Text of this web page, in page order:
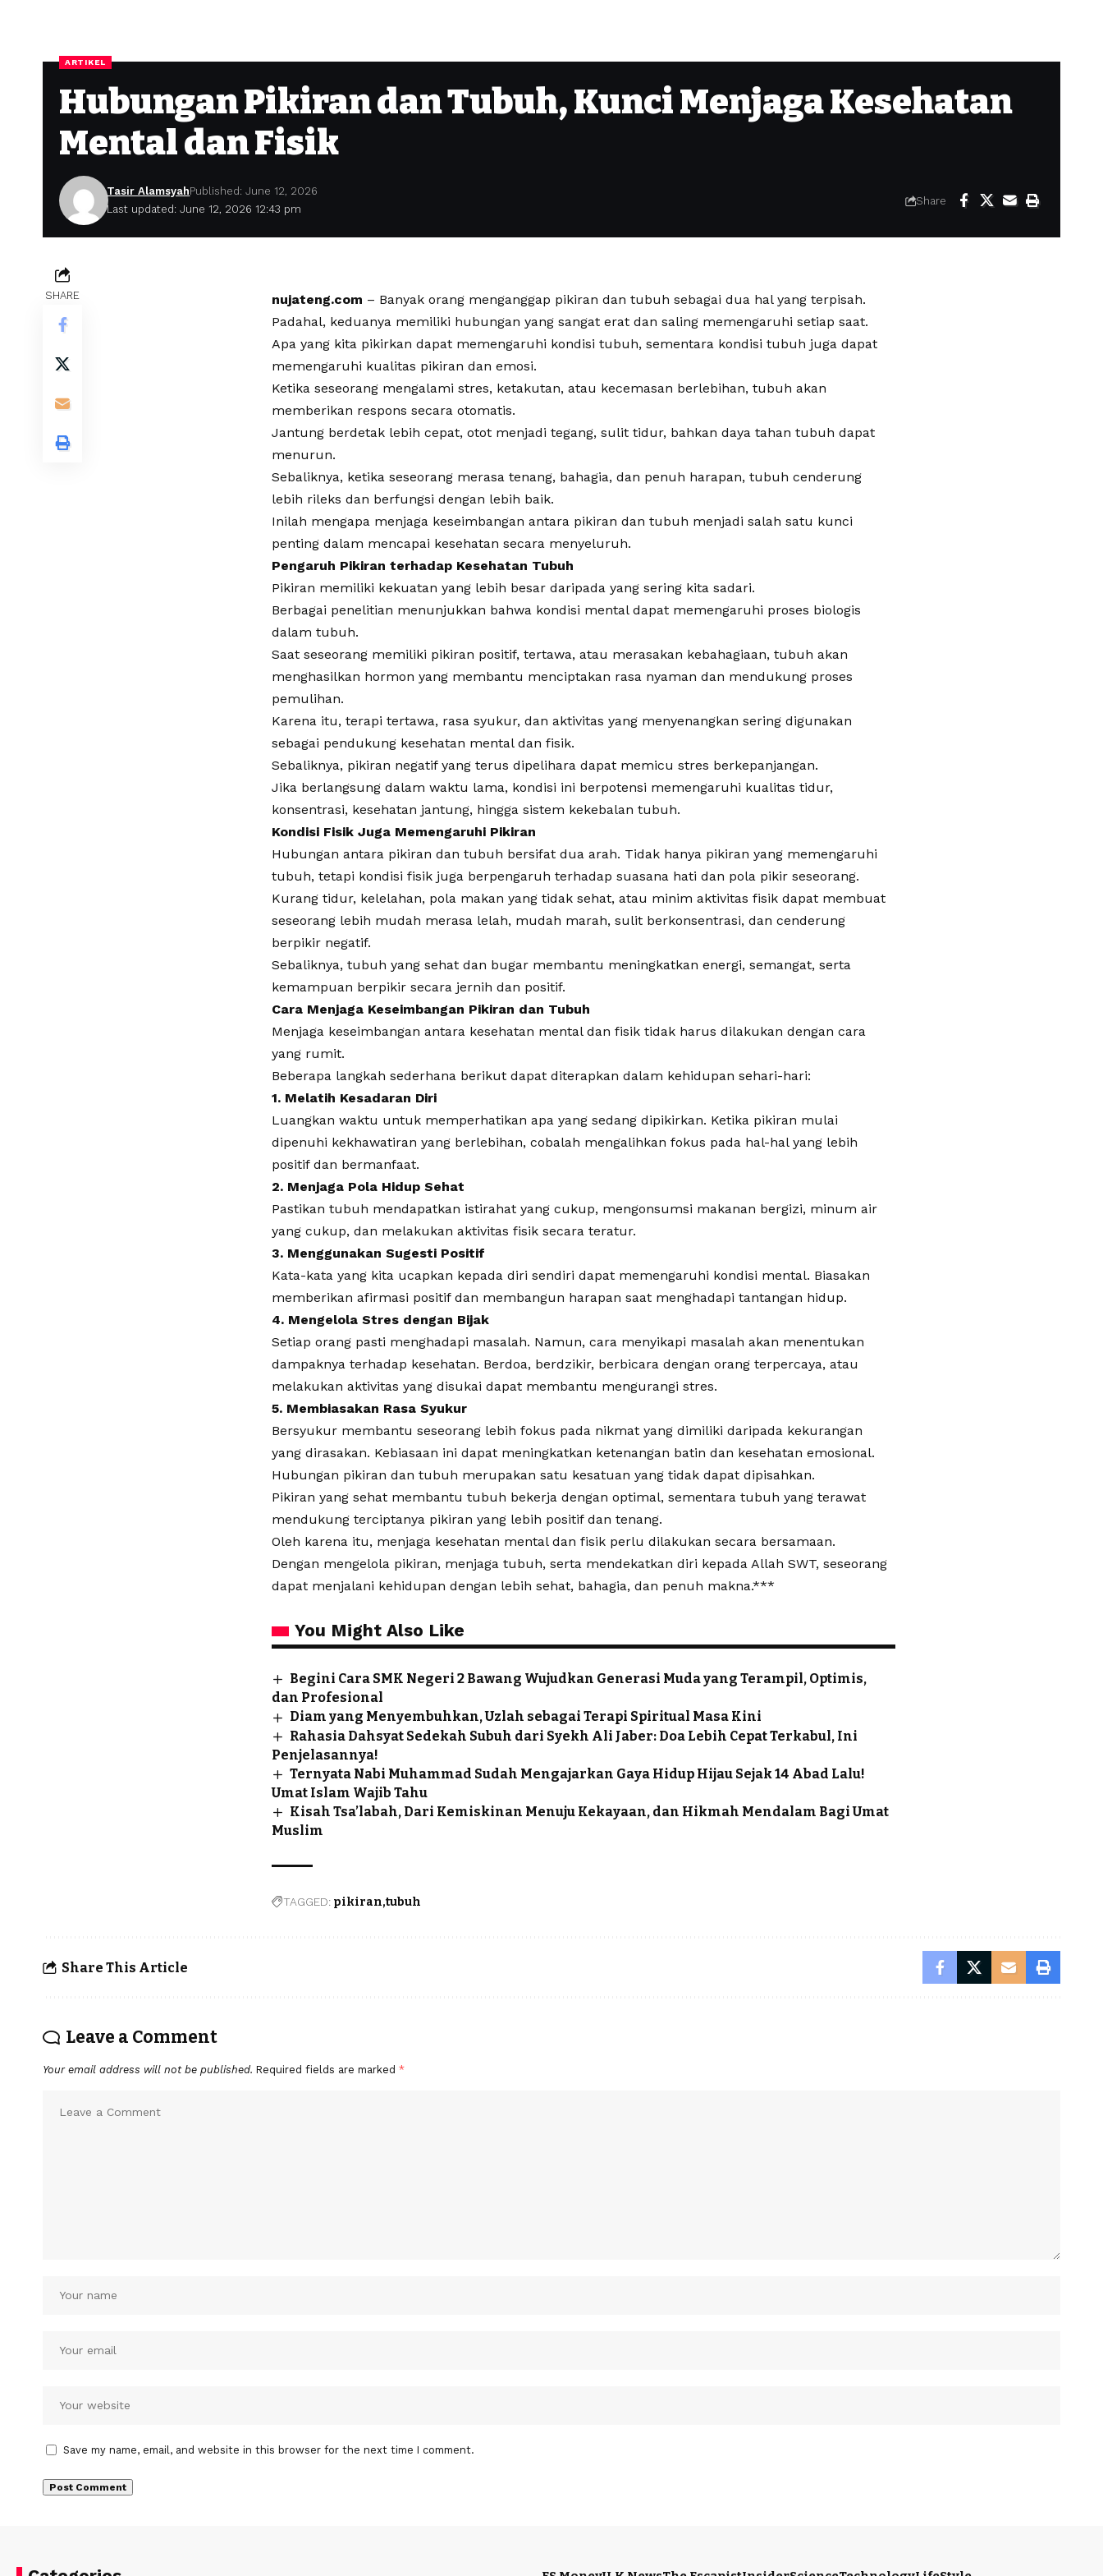
ARTIKEL
Hubungan Pikiran dan Tubuh, Kunci Menjaga Kesehatan
Mental dan Fisik
Last updated: June 12, 2026 12:43 pm
Tasir AlamsyahPublished: June 12, 2026
Share
SHARE nujateng.com – Banyak orang menganggap pikiran dan tubuh sebagai dua hal yang terpisah.
Padahal, keduanya memiliki hubungan yang sangat erat dan saling memengaruhi setiap saat.
Apa yang kita pikirkan dapat memengaruhi kondisi tubuh, sementara kondisi tubuh juga dapat
memengaruhi kualitas pikiran dan emosi.
Ketika seseorang mengalami stres, ketakutan, atau kecemasan berlebihan, tubuh akan
memberikan respons secara otomatis.
Jantung berdetak lebih cepat, otot menjadi tegang, sulit tidur, bahkan daya tahan tubuh dapat
menurun.
Sebaliknya, ketika seseorang merasa tenang, bahagia, dan penuh harapan, tubuh cenderung
lebih rileks dan berfungsi dengan lebih baik.
Inilah mengapa menjaga keseimbangan antara pikiran dan tubuh menjadi salah satu kunci
penting dalam mencapai kesehatan secara menyeluruh.
Pengaruh Pikiran terhadap Kesehatan Tubuh
Pikiran memiliki kekuatan yang lebih besar daripada yang sering kita sadari.
Berbagai penelitian menunjukkan bahwa kondisi mental dapat memengaruhi proses biologis
dalam tubuh.
Saat seseorang memiliki pikiran positif, tertawa, atau merasakan kebahagiaan, tubuh akan
menghasilkan hormon yang membantu menciptakan rasa nyaman dan mendukung proses
pemulihan.
Karena itu, terapi tertawa, rasa syukur, dan aktivitas yang menyenangkan sering digunakan
sebagai pendukung kesehatan mental dan fisik.
Sebaliknya, pikiran negatif yang terus dipelihara dapat memicu stres berkepanjangan.
Jika berlangsung dalam waktu lama, kondisi ini berpotensi memengaruhi kualitas tidur,
konsentrasi, kesehatan jantung, hingga sistem kekebalan tubuh.
Kondisi Fisik Juga Memengaruhi Pikiran
Hubungan antara pikiran dan tubuh bersifat dua arah. Tidak hanya pikiran yang memengaruhi
tubuh, tetapi kondisi fisik juga berpengaruh terhadap suasana hati dan pola pikir seseorang.
Kurang tidur, kelelahan, pola makan yang tidak sehat, atau minim aktivitas fisik dapat membuat
seseorang lebih mudah merasa lelah, mudah marah, sulit berkonsentrasi, dan cenderung
berpikir negatif.
Sebaliknya, tubuh yang sehat dan bugar membantu meningkatkan energi, semangat, serta
kemampuan berpikir secara jernih dan positif.
Cara Menjaga Keseimbangan Pikiran dan Tubuh
Menjaga keseimbangan antara kesehatan mental dan fisik tidak harus dilakukan dengan cara
yang rumit.
Beberapa langkah sederhana berikut dapat diterapkan dalam kehidupan sehari-hari:
1. Melatih Kesadaran Diri
Luangkan waktu untuk memperhatikan apa yang sedang dipikirkan. Ketika pikiran mulai
dipenuhi kekhawatiran yang berlebihan, cobalah mengalihkan fokus pada hal-hal yang lebih
positif dan bermanfaat.
2. Menjaga Pola Hidup Sehat
Pastikan tubuh mendapatkan istirahat yang cukup, mengonsumsi makanan bergizi, minum air
yang cukup, dan melakukan aktivitas fisik secara teratur.
3. Menggunakan Sugesti Positif
Kata-kata yang kita ucapkan kepada diri sendiri dapat memengaruhi kondisi mental. Biasakan
memberikan afirmasi positif dan membangun harapan saat menghadapi tantangan hidup.
4. Mengelola Stres dengan Bijak
Setiap orang pasti menghadapi masalah. Namun, cara menyikapi masalah akan menentukan
dampaknya terhadap kesehatan. Berdoa, berdzikir, berbicara dengan orang terpercaya, atau
melakukan aktivitas yang disukai dapat membantu mengurangi stres.
5. Membiasakan Rasa Syukur
Bersyukur membantu seseorang lebih fokus pada nikmat yang dimiliki daripada kekurangan
yang dirasakan. Kebiasaan ini dapat meningkatkan ketenangan batin dan kesehatan emosional.
Hubungan pikiran dan tubuh merupakan satu kesatuan yang tidak dapat dipisahkan.
Pikiran yang sehat membantu tubuh bekerja dengan optimal, sementara tubuh yang terawat
mendukung terciptanya pikiran yang lebih positif dan tenang.
Oleh karena itu, menjaga kesehatan mental dan fisik perlu dilakukan secara bersamaan.
Dengan mengelola pikiran, menjaga tubuh, serta mendekatkan diri kepada Allah SWT, seseorang
dapat menjalani kehidupan dengan lebih sehat, bahagia, dan penuh makna.***
You Might Also Like
Begini Cara SMK Negeri 2 Bawang Wujudkan Generasi Muda yang Terampil, Optimis,
dan Profesional
Diam yang Menyembuhkan, Uzlah sebagai Terapi Spiritual Masa Kini
Rahasia Dahsyat Sedekah Subuh dari Syekh Ali Jaber: Doa Lebih Cepat Terkabul, Ini
Penjelasannya!
Ternyata Nabi Muhammad Sudah Mengajarkan Gaya Hidup Hijau Sejak 14 Abad Lalu!
Umat Islam Wajib Tahu
Kisah Tsa’labah, Dari Kemiskinan Menuju Kekayaan, dan Hikmah Mendalam Bagi Umat
Muslim
TAGGED: pikiran tubuh
Share This Article
Leave a Comment
Your email address will not be published. Required fields are marked *
Save my name, email, and website in this browser for the next time I comment.